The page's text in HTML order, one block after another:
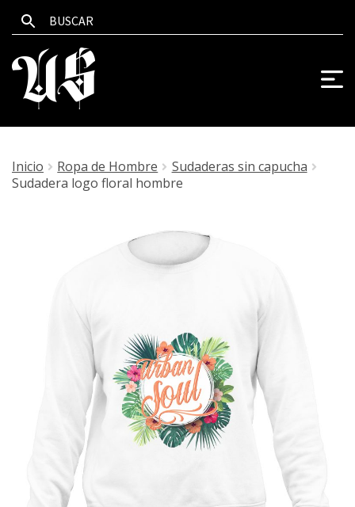
Inicio Ropa de Hombre
Sudaderas sin capucha
Sudadera logo floral hombre